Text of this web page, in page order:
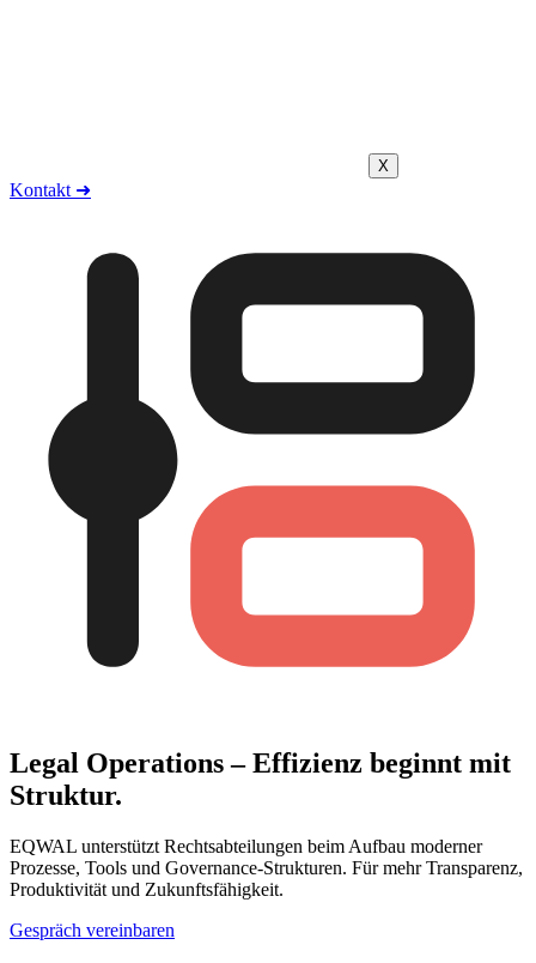
X
Kontakt ➜
Legal Operations – Effizienz beginnt mit
Struktur.
EQWAL unterstützt Rechtsabteilungen beim Aufbau moderner
Prozesse, Tools und Governance-Strukturen. Für mehr Transparenz,
Produktivität und Zukunftsfähigkeit.
Gespräch vereinbaren